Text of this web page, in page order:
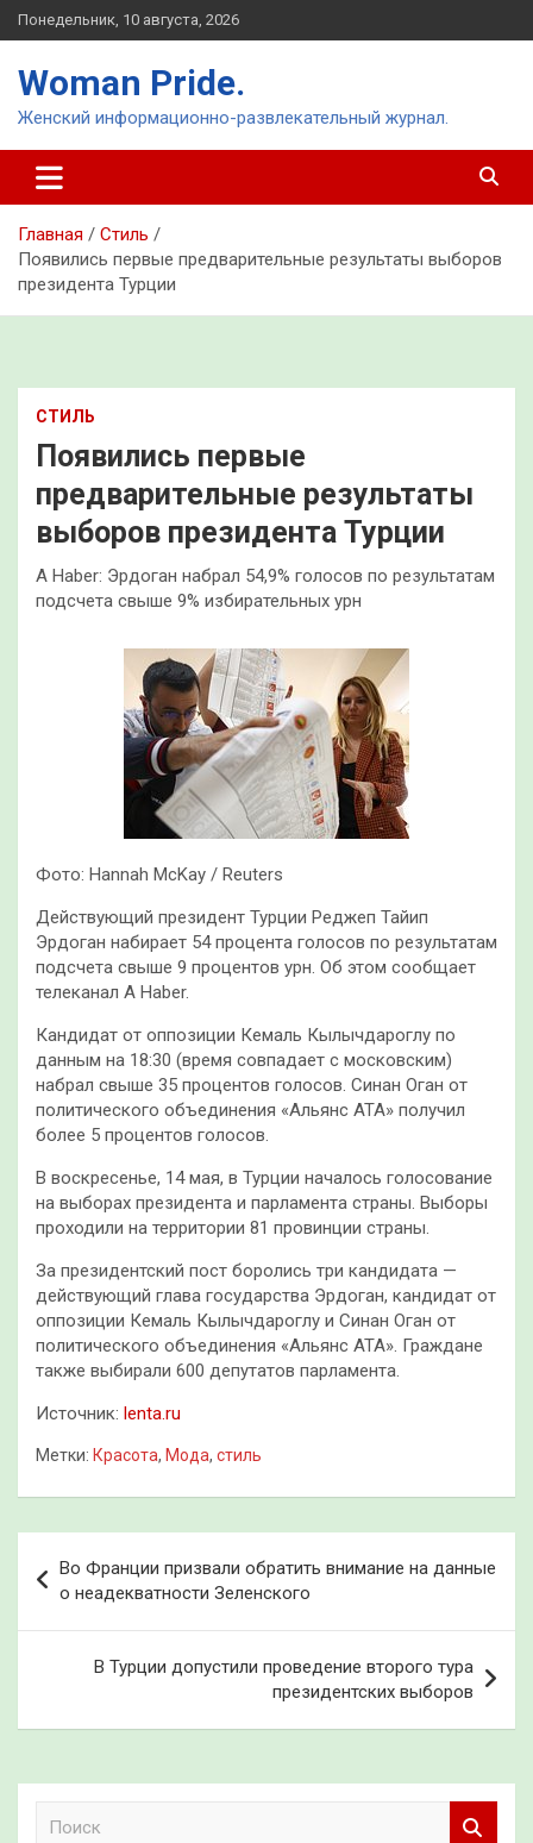
Перейти
к
Понедельник, 10 августа, 2026
Woman Pride.
Женский информационно-развлекательный журнал.
Главная
Стиль
Появились первые предварительные результаты выборов
президента Турции
СТИЛЬ
Появились первые
предварительные результаты
выборов президента Турции
A Haber: Эрдоган набрал 54,9% голосов по результатам
подсчета свыше 9% избирательных урн
Фото: Hannah McKay / Reuters
Действующий президент Турции Реджеп Тайип
Эрдоган набирает 54 процента голосов по результатам
подсчета свыше 9 процентов урн. Об этом сообщает
телеканал A Haber.
Кандидат от оппозиции Кемаль Кылычдароглу по
данным на 18:30 (время совпадает с московским)
набрал свыше 35 процентов голосов. Синан Оган от
политического объединения «Альянс АТА» получил
более 5 процентов голосов.
В воскресенье, 14 мая, в Турции началось голосование
на выборах президента и парламента страны. Выборы
проходили на территории 81 провинции страны.
За президентский пост боролись три кандидата —
действующий глава государства Эрдоган, кандидат от
оппозиции Кемаль Кылычдароглу и Синан Оган от
политического объединения «Альянс АТА». Граждане
также выбирали 600 депутатов парламента.
Источник: lenta.ru
Метки: Красота, Мода, стиль
по
записям
Во Франции призвали обратить внимание на данные
о неадекватности Зеленского
В Турции допустили проведение второго тура
президентских выборов